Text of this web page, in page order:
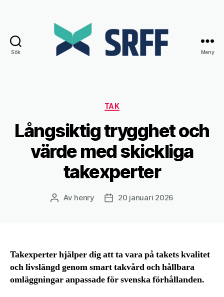
Sök Meny
Kategorier
TAK
Långsiktig trygghet och
värde med skickliga
takexperter
Inläggsförfattare
Av henry Inläggsdatum
20 januari 2026
Takexperter hjälper dig att ta vara på takets kvalitet
och livslängd genom smart takvård och hållbara
omläggningar anpassade för svenska förhållanden.